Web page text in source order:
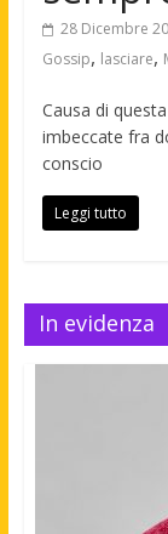
28 Dicembre
Gossip, lasciare,
Causa di
imbeccate fra
conscio
Leggi tutto
In evidenza